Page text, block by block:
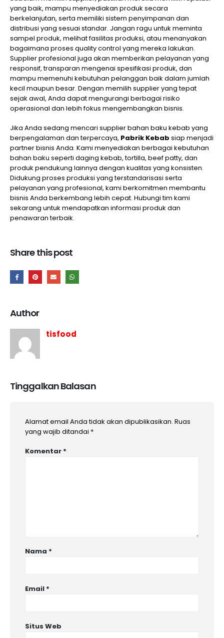
yang baik, mampu menyediakan produk secara
berkelanjutan, serta memiliki sistem penyimpanan dan
distribusi yang sesuai standar. Jangan ragu untuk meminta
sampel produk, melihat fasilitas produksi, atau menanyakan
bagaimana proses quality control yang mereka lakukan.
Supplier profesional juga akan memberikan pelayanan yang
responsif, transparan mengenai spesifikasi produk, dan
mampu memenuhi kebutuhan pelanggan baik dalam jumlah
kecil maupun besar. Dengan memilih supplier yang tepat
sejak awal, Anda dapat mengurangi berbagai risiko
operasional dan lebih fokus mengembangkan bisnis.
Jika Anda sedang mencari supplier bahan baku kebab yang
berpengalaman dan terpercaya, Pabrik Kebab siap menjadi
partner bisnis Anda. Kami menyediakan berbagai kebutuhan
bahan baku seperti daging kebab, tortilla, beef patty, dan
produk pendukung lainnya dengan kualitas yang konsisten.
Didukung proses produksi yang terstandarisasi serta
pelayanan yang profesional, kami berkomitmen membantu
bisnis Anda berkembang lebih cepat. Hubungi tim kami
sekarang untuk mendapatkan informasi produk dan
penawaran terbaik.
Share this post
Author
tisfood
Tinggalkan Balasan
Alamat email Anda tidak akan dipublikasikan. Ruas
yang wajib ditandai *
Komentar *
Nama *
Email *
Situs Web